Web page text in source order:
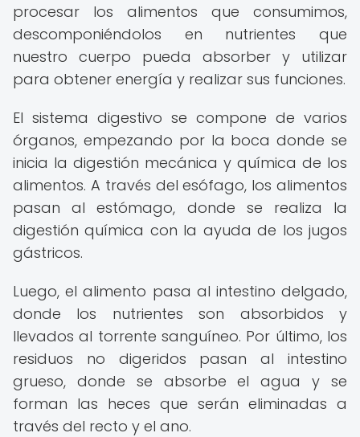
procesar los alimentos que consumimos,
descomponiéndolos en nutrientes que
nuestro cuerpo pueda absorber y utilizar
para obtener energía y realizar sus funciones.
El sistema digestivo se compone de varios
órganos, empezando por la boca donde se
inicia la digestión mecánica y química de los
alimentos. A través del esófago, los alimentos
pasan al estómago, donde se realiza la
digestión química con la ayuda de los jugos
gástricos.
Luego, el alimento pasa al intestino delgado,
donde los nutrientes son absorbidos y
llevados al torrente sanguíneo. Por último, los
residuos no digeridos pasan al intestino
grueso, donde se absorbe el agua y se
forman las heces que serán eliminadas a
través del recto y el ano.